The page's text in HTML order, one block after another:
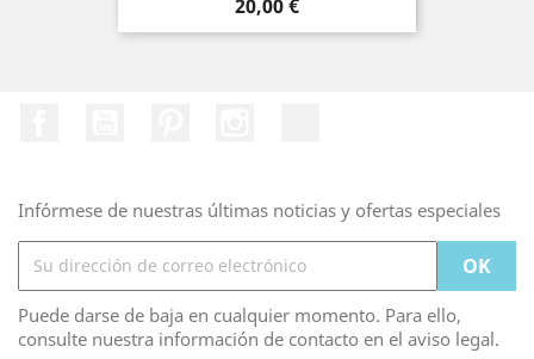
20,00 €
Infórmese de nuestras últimas noticias y ofertas especiales
Puede darse de baja en cualquier momento. Para ello,
consulte nuestra información de contacto en el aviso legal.